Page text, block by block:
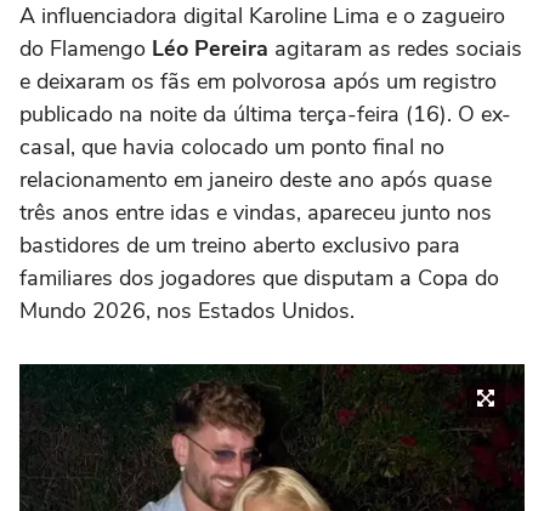
A influenciadora digital Karoline Lima e o zagueiro
do Flamengo Léo Pereira agitaram as redes sociais
e deixaram os fãs em polvorosa após um registro
publicado na noite da última terça-feira (16). O ex-
casal, que havia colocado um ponto final no
relacionamento em janeiro deste ano após quase
três anos entre idas e vindas, apareceu junto nos
bastidores de um treino aberto exclusivo para
familiares dos jogadores que disputam a Copa do
Mundo 2026, nos Estados Unidos.